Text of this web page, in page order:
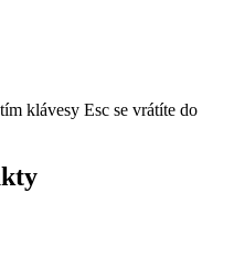
klávesy Esc se vrátíte do